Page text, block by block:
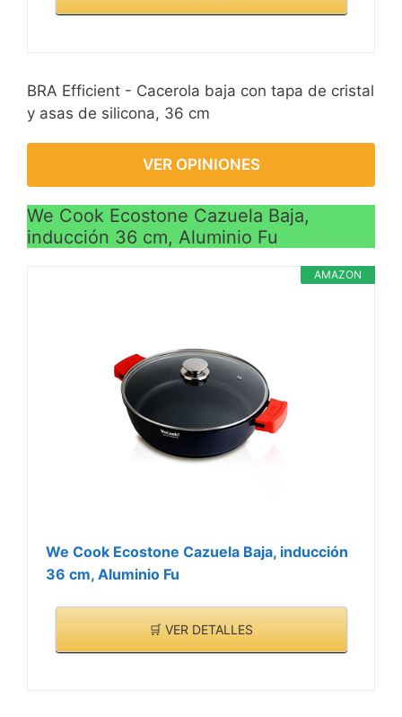
BRA Efficient - Cacerola baja con tapa de cristal
y asas de silicona, 36 cm
VER OPINIONES
We Cook Ecostone Cazuela Baja,
inducción 36 cm, Aluminio Fu
AMAZON
We Cook Ecostone Cazuela Baja, inducción
36 cm, Aluminio Fu
🛒 VER DETALLES